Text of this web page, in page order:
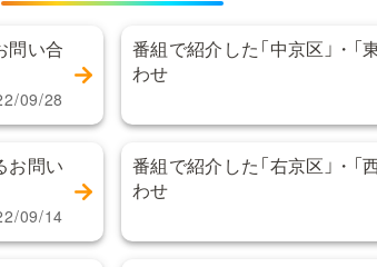
問い合
09/28
番組で紹介した「中京区」・
わせ
お問い
09/14
番組で紹介した「右京区」・
わせ